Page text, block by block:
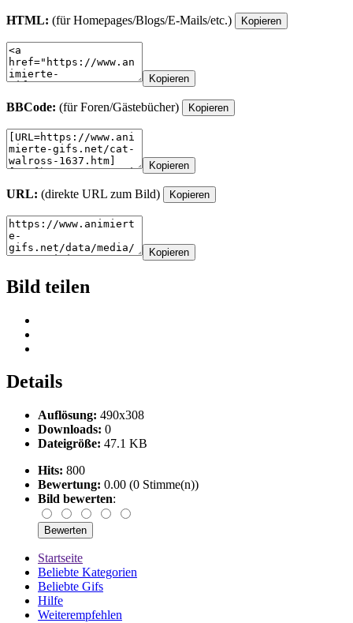
HTML: (für Homepages/Blogs/E-Mails/etc.) Kopieren
Kopieren
BBCode: (für Foren/Gästebücher) Kopieren
Kopieren
URL: (direkte URL zum Bild) Kopieren
Kopieren
Bild teilen
Details
Auflösung: 490x308
Downloads: 0
Dateigröße: 47.1 KB
Hits: 800
Bewertung: 0.00 (0 Stimme(n))
Bild bewerten:
Startseite
Beliebte Kategorien
Beliebte Gifs
Hilfe
Weiterempfehlen